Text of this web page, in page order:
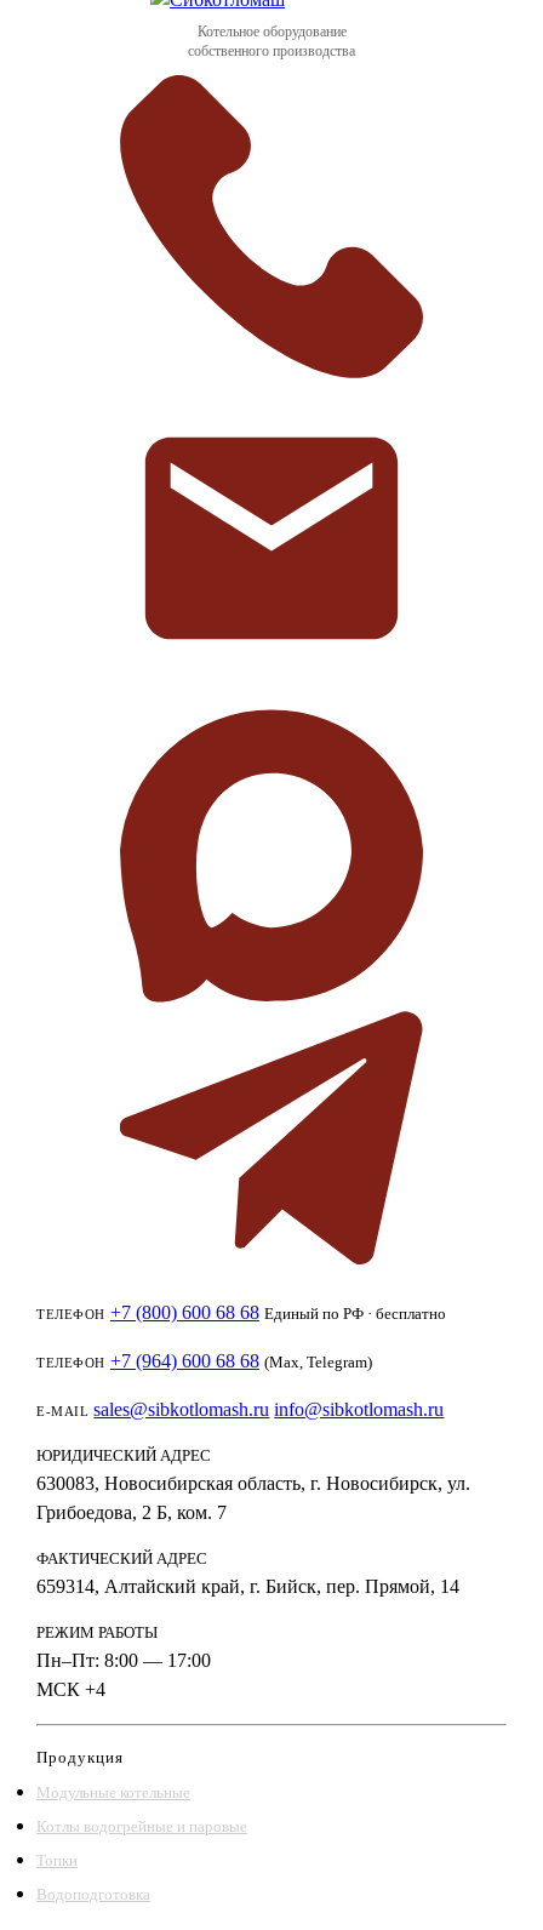
Котельное оборудование
собственного производства
ТЕЛЕФОН +7 (800) 600 68 68 Единый по РФ · бесплатно
ТЕЛЕФОН +7 (964) 600 68 68 (Max, Telegram)
E-MAIL sales@sibkotlomash.ru info@sibkotlomash.ru
ЮРИДИЧЕСКИЙ АДРЕС
630083, Новосибирская область, г. Новосибирск, ул.
Грибоедова, 2 Б, ком. 7
ФАКТИЧЕСКИЙ АДРЕС
659314, Алтайский край, г. Бийск, пер. Прямой, 14
РЕЖИМ РАБОТЫ
Пн–Пт: 8:00 — 17:00
МСК +4
Продукция
Модульные котельные
Котлы водогрейные и паровые
Топки
Водоподготовка